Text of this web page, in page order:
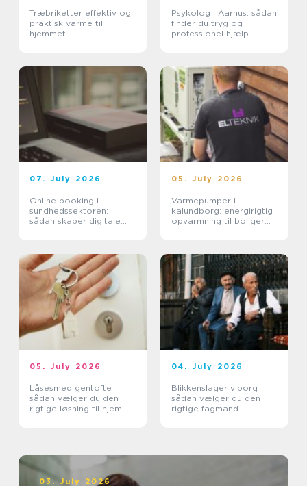
Træbriketter effektiv og
praktisk varme til
hjemmet
Psykolog i Aarhus: sådan
finder du tryg og
professionel hjælp
07. July 2026
Online booking i
sundhedssektoren:
sådan skaber digitale
05. July 2026
Varmepumper i
kalundborg: energirigtig
opvarmning til boliger
05. July 2026
Låsesmed gentofte
sådan vælger du den
rigtige løsning til hjem
04. July 2026
Blikkenslager viborg
sådan vælger du den
rigtige fagmand
03. July 2026